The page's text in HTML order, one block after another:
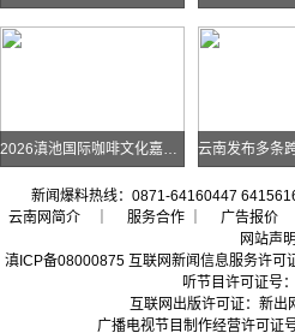
2026滇池国际咖啡文化嘉年华怎么去？最全交通攻略戳进来→
新闻爆料热线：0871-64160447
云南网简介｜ 服务合作 ｜ 广告报价
网站声明
滇ICP备08000875 互联网新闻信息服务许
听节目许可证号
互联网出版许可证：新出
广播电视节目制作经营许可证